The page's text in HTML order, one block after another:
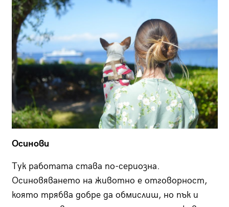
Осинови
Тук работата става по-сериозна.
Осиновяването на животно е отговорност,
която трябва добре да обмислиш, но пък и